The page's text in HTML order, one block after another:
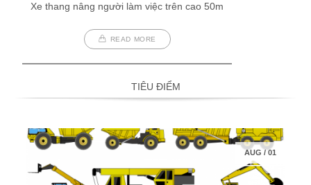
Xe thang nâng người làm việc trên cao 50m
READ MORE
TIÊU ĐIỂM
AUG /01